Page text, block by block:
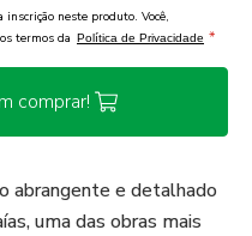
inscrição neste produto. Você,
termos da Política de Privacidade *
comprar!
abrangente e detalhado
uma das obras mais